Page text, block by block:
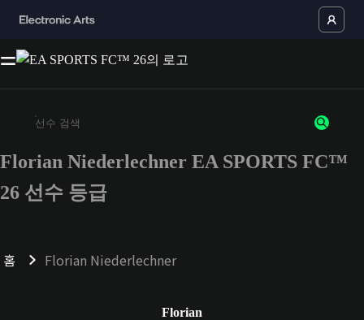
최소 3자 이상의 문자 또는 숫자를 입력하세요
Florian Niederlechner EA SPORTS FC™
26 선수 등급
홈 Florian Niederlechner
Florian